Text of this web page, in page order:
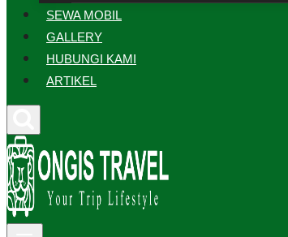
SEWA MOBIL
GALLERY
HUBUNGI KAMI
ARTIKEL